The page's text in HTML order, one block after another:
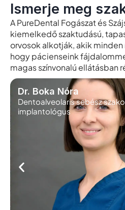
Ismerje meg
A PureDental Fogászat és
kiemelkedő szaktudású,
orvosok alkotják, akik
hogy pácienseink
magas színvonalú ellátásban
Dr. Boka Nóra
Dentoalveolaris sebész
implantológus